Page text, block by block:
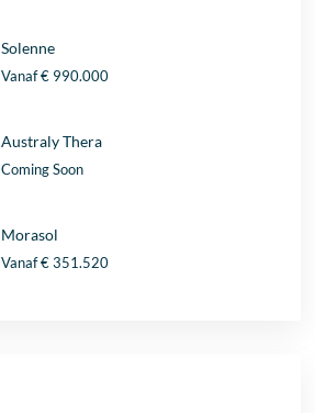
Solenne
Vanaf€ 990.000
Australy Thera
Coming Soon
Morasol
Vanaf€ 351.520